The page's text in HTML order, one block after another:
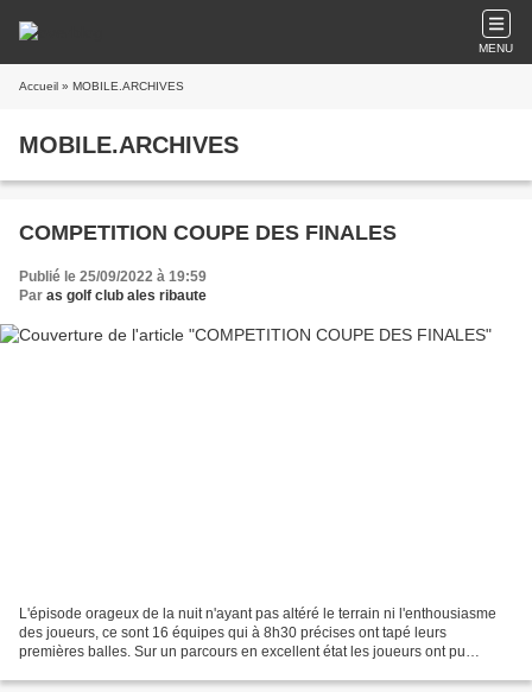
MENU
Accueil » MOBILE.ARCHIVES
MOBILE.ARCHIVES
COMPETITION COUPE DES FINALES
Publié le 25/09/2022 à 19:59
Par as golf club ales ribaute
L'épisode orageux de la nuit n'ayant pas altéré le terrain ni l'enthousiasme
des joueurs, ce sont 16 équipes qui à 8h30 précises ont tapé leurs
premières balles. Sur un parcours en excellent état les joueurs ont pu